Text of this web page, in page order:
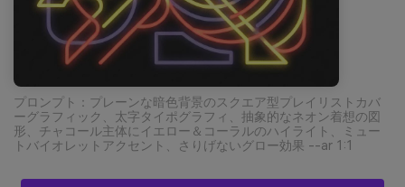
プロンプト：プレーンな暗色背景のスクエア型プレイリストカバ
ーグラフィック、太字タイポグラフィ、抽象的なネオン着想の図
形、チャコール主体にイエロー＆コーラルのハイライト、ミュー
トバイオレットアクセント、さりげないグロー効果 --ar 1:1